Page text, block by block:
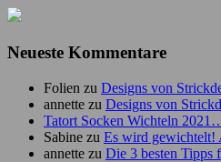
Neueste Kommentare
Folien zu Designs von
annette zu Designs von
Tatort Socken Wichteln
Sabine zu Es wird gewichtelt!
annette zu Die 3 besten Tipps